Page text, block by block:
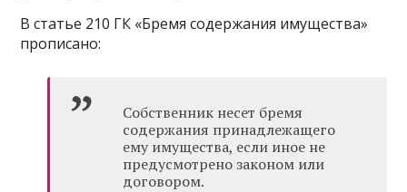
В статье 210 ГК «Бремя содержания имущества»
прописано:
Собственник несет бремя
содержания принадлежащего
ему имущества, если иное не
предусмотрено законом или
договором.